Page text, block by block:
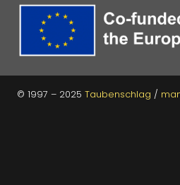
© 1997 – 2025 Taubenschlag /